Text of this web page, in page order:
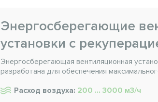
Энергосберегающие
установки с
Энергосберегающая вентиляционная
разработана для обеспечения
Расход воздуха: 200 ... 3000 м3/ч